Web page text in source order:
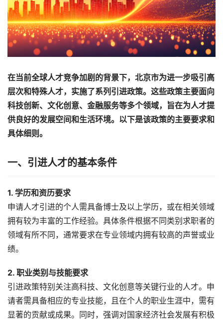
在当前全球人才竞争加剧的背景下，北京市为进一步吸引高
层次和特殊人才，实施了系列引进政策。这些政策主要面向
科技创新、文化创意、金融服务等多个领域，旨在为人才提
供良好的发展空间和生活环境。以下是该政策的主要要求和
具体细则。
一、引进人才的基本条件
1. 学历和资历要求
申请人才引进的个人需具备博士及以上学历，或在相关领域
拥有较为丰富的工作经验。具体条件根据不同类别求职者的
领域有所不同，通常要求在专业领域内拥有较高的声誉或业
绩。
2. 职业类别与技能要求
引进政策特别关注高科技、文化创意等关键行业的人才。申
请者需具备相应的专业技能，且在个人的职业生涯中，需有
显著的贡献或成果。同时，强调对国家经济社会发展有积极